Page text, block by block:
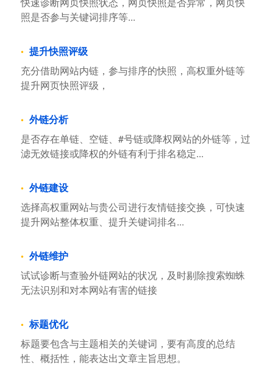
照是否参与关键词排序等...
提升快照评级
充分借助网站内链，参与排序的快照，高权重外链等
提升网页快照评级，
外链分析
是否存在单链、空链、#号链或降权网站的外链等，过
滤无效链接或降权的外链有利于排名稳定...
外链建设
选择高权重网站与贵公司进行友情链接交换，可快速
提升网站整体权重、提升关键词排名...
外链维护
试试诊断与查验外链网站的状况，及时剔除搜索蜘蛛
无法识别和对本网站有害的链接
标题优化
标题要包含与主题相关的关键词，要有高度的总结
性、概括性，能表达出文章主旨思想。